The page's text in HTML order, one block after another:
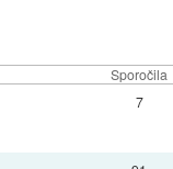
Sporočila
7